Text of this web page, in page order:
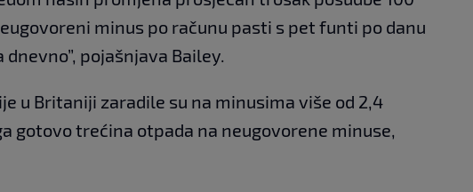
minus po računu pasti s pet funti po danu
pojašnjava Bailey.
u Britaniji zaradile su na minusima više od 2,4
gotovo trećina otpada na neugovorene minuse,